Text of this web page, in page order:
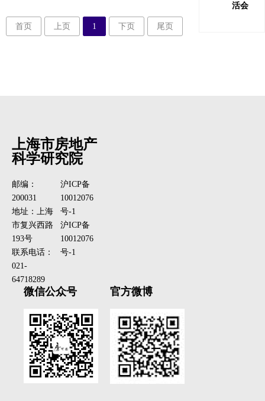
首页 上页 1 下页 尾页
活会
上海市房地产
科学研究院
邮编：
200031
地址：上海
市复兴西路
193号
联系电话：
021-
64718289
沪ICP备
10012076
号-1
沪ICP备
10012076
号-1
微信公众号 官方微博